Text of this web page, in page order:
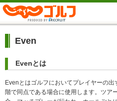
Even
Evenとは
Evenとはゴルフにおいてプレイヤーの
階で同点である場合に使用します。ツア